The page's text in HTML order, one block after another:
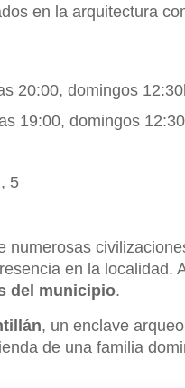
en la arquitectura
20:00, domingos
19:00, domingos
5
numerosas
en la localidad.
del municipio.
, un enclave
de una familia